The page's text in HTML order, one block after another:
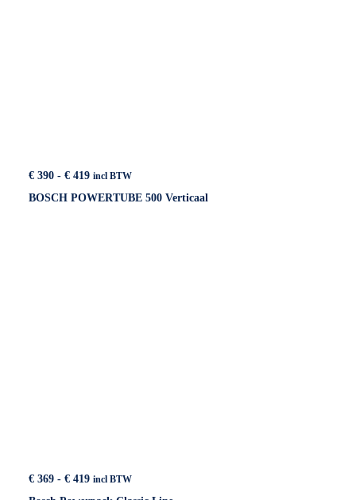
€ 390 - € 419Prijsklasse:
tot
incl BTW
BOSCH POWERTUBE 500 Verticaal
€ 369 - € 419Prijsklasse:
incl BTW